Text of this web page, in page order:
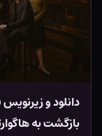
دانلود و
بازگشت به